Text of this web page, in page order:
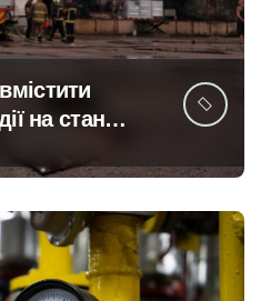
на станції
укриттів